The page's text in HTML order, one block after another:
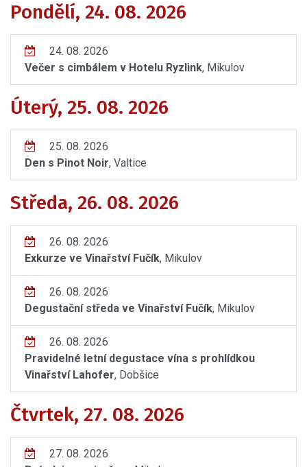
Pondělí, 24. 08. 2026
24. 08. 2026
Večer s cimbálem v Hotelu Ryzlink, Mikulov
Úterý, 25. 08. 2026
25. 08. 2026
Den s Pinot Noir, Valtice
Středa, 26. 08. 2026
26. 08. 2026
Exkurze ve Vinařství Fučík, Mikulov
26. 08. 2026
Degustační středa ve Vinařství Fučík, Mikulov
26. 08. 2026
Pravidelné letní degustace vína s prohlídkou
Vinařství Lahofer, Dobšice
Čtvrtek, 27. 08. 2026
27. 08. 2026